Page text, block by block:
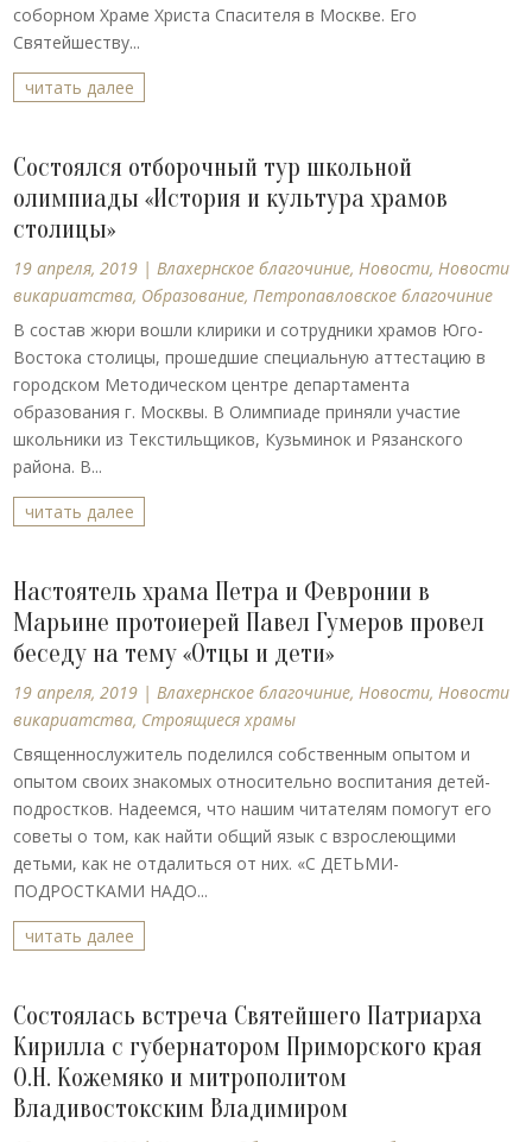
соборном Храме Христа Спасителя в Москве. Его
Святейшеству...
читать далее
Состоялся отборочный тур школьной
олимпиады «История и культура храмов
столицы»
19 апреля, 2019 |Влахернское благочиние,Новости,Новости
викариатства, Образование,Петропавловское благочиние
В состав жюри вошли клирики и сотрудники храмов Юго-
Востока столицы, прошедшие специальную аттестацию в
городском Методическом центре департамента
образования г. Москвы. В Олимпиаде приняли участие
школьники из Текстильщиков, Кузьминок и Рязанского
района. В...
читать далее
Настоятель храма Петра и Февронии в
Марьине протоиерей Павел Гумеров провел
беседу на тему «Отцы и дети»
19 апреля, 2019 |Влахернское благочиние,Новости,Новости
викариатства, Строящиеся храмы
Священнослужитель поделился собственным опытом и
опытом своих знакомых относительно воспитания детей-
подростков. Надеемся, что нашим читателям помогут его
советы о том, как найти общий язык с взрослеющими
детьми, как не отдалиться от них. «С ДЕТЬМИ-
ПОДРОСТКАМИ НАДО...
читать далее
Cостоялась встреча Святейшего Патриарха
Кирилла с губернатором Приморского края
О.Н. Кожемяко и митрополитом
Владивостокским Владимиром